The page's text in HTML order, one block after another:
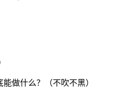
做什么？（不吹不黑）